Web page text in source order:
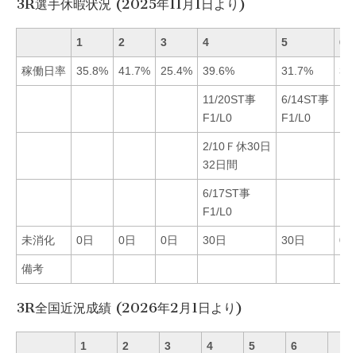
3R選手休暇状況 (2025年11月1日より)
1 2 3 4 5 6
稼働日率 35.8% 41.7% 25.4% 39.6% 31.7%
11/20ST事
F1/L0
6/14ST事
F1/L0
2/10Ｆ休30日
32日間
6/17ST事
F1/L0
未消化 0日 0日 0日 30日 30日 0日
備考
3R全国近況成績 (2026年2月1日より)
1 2 3 4 5 6